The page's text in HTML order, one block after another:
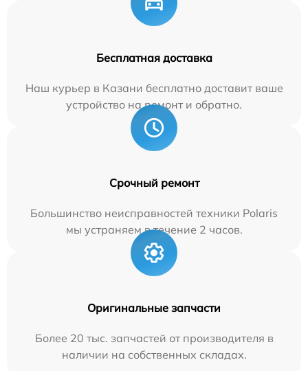
Бесплатная доставка
Наш курьер в Казани бесплатно доставит ваше
устройство на ремонт и обратно.
Срочный ремонт
Большинство неисправностей техники Polaris
мы устраняем в течение 2 часов.
Оригинальные запчасти
Более 20 тыс. запчастей от производителя в
наличии на собственных складах.